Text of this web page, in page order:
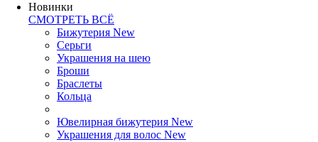
Новинки
СМОТРЕТЬ ВСЁ
Бижутерия New
Серьги
Украшения на шею
Броши
Браслеты
Кольца
Ювелирная бижутерия New
Украшения для волос New